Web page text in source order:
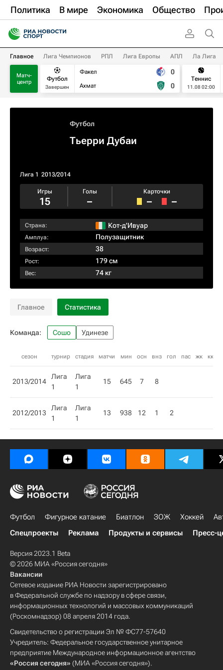
Политика В мире Экономика Общество
Главное Лига Чемпионов РПЛ Лига Европы АПЛ Ла Лига
Матч-
центр
Футбол
Завершен
Факел
Ахмат
0
0
Теннис
11.08 02:00
Футбол
Тьерри Дубаи
Лига 1 2013/2014
Игры
15
Голы
–
Карточки
– –
Страна: Кот-д'Ивуар
Амплуа: Полузащитник
Возраст: 38
Рост: 179 см
Вес: 74 кг
Главное Статистика
Команда: Сошо Удинезе
сезон турнир стадия матчи мин осн внз гол пас жк кк
2013/2014
Лига
1
Лига
1
15 645 7 8
2012/2013
Лига
1
Лига
1
13 938 12 1 2
Футбол Фигурное катание Биатлон ЗОЖ Хоккей
Спецпроекты
Реклама Продукты и сервисы Пресс-
Версия 2023.1 Beta
© 2026 МИА «Россия сегодня»
Вакансии
Сетевое издание РИА Новости зарегистрировано
в Федеральной службе по надзору в сфере связи,
информационных технологий и массовых коммуникаций
(Роскомнадзор) 08 апреля 2014 года.
Свидетельство о регистрации Эл № ФС77-57640
Учредитель: Федеральное государственное унитарное
предприятие Международное информационное агентство
«Россия сегодня» (МИА «Россия сегодня»).